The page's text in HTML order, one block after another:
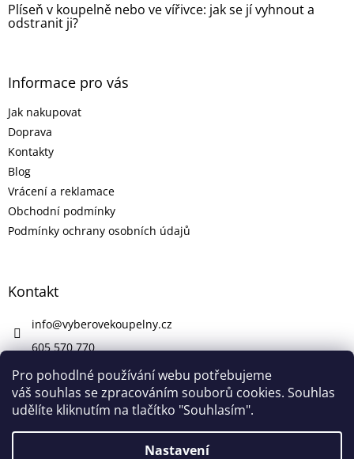
Pro pohodlné používání webu potřebujeme
váš souhlas se zpracováním souborů cookies. Souhlas
udělíte kliknutím na tlačítko "Souhlasím".
Nastavení
Plíseň v koupelně nebo ve vířivce: jak se jí vyhnout a
odstranit ji?
Informace pro vás
Jak nakupovat
Doprava
Kontakty
Blog
Vrácení a reklamace
Obchodní podmínky
Podmínky ochrany osobních údajů
Kontakt
info@vyberovekoupelny.cz
605 570 770
https://www.facebook.com/vyberovekoupelny/